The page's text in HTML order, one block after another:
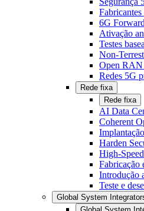
6G Forward
Ativação
Testes
Non-
Open RAN
Redes 5G
Rede fixa
Rede fixa
AI Data
Coherent
Harden
High-
Fabricação
Introdução
Teste e
Global System